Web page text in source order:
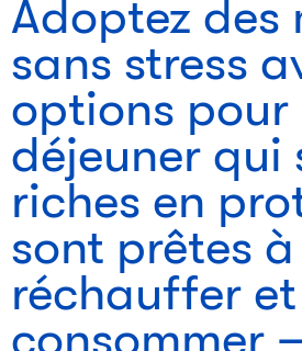
Adoptez des
sans stress
options pour
déjeuner qui
riches en
sont prêtes à
réchauffer
consommer